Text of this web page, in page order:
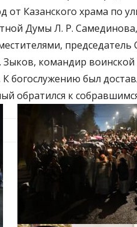
от Казанского храма по
Думы Л. Р.
Зыков, командир
богослужению был
обратился к